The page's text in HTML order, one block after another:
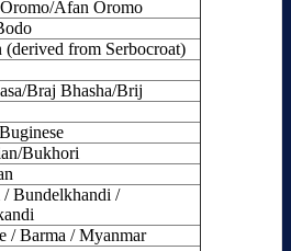
Afan Oromo
(derived from Serbocroat)
Braj Bhasha/Brij
Bukhori
Bundelkhandi /
/ Barma / Myanmar